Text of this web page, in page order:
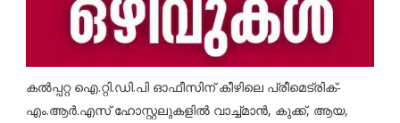
കല്‍പ്പറ്റ ഐ.റ്റി.ഡി.പി ഓഫീസിന് കീഴിലെ പ്രീമെട്രിക്-
എം.ആര്‍.എസ് ഹോസ്റ്റലുകളില്‍ വാച്ച്മാന്‍, കുക്ക്, ആയ,